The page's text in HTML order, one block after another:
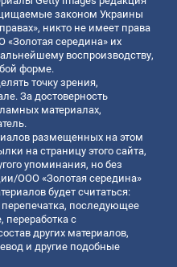
законом Украины
никто не имеет права
середина» их
воспроизводству,
форме.
точку зрения,
За достоверность
материалах,
размещенных на этом
на страницу этого сайта,
упоминания, но без
ООО «Золотая середина»
будет считаться:
последующее
переработка с
других материалов,
и другие подобные